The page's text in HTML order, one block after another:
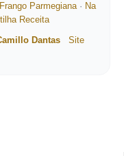
Frango Parmegiana· Na
Receita
Dantas
Site